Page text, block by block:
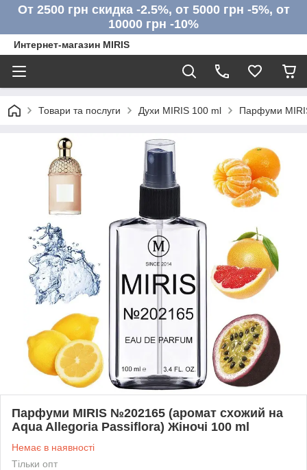
От 2500 грн скидка -2.5%, от 5000 грн -5%, от
10000 грн -10%
Интернет-магазин MIRIS
Товари та послуги Духи MIRIS 100 ml Парфуми
Парфуми MIRIS №202165 (аромат схожий на
Aqua Allegoria Passiflora) Жіночі 100 ml
Немає в наявності
Тільки опт